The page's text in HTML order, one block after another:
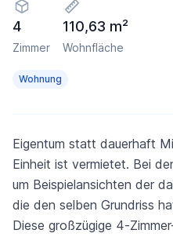
4
Zimmer
110,63 m²
Wohnfläche
Wohnung
Eigentum statt dauerhaft
Einheit ist vermietet. Bei
um Beispielansichten der
die den selben Grundriss
Diese großzügige 4-